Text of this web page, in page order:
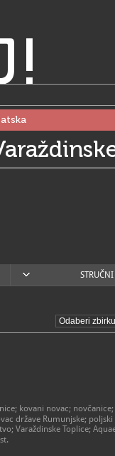
kovani novac;
države Rumunjske;
Varaždinske Toplice;